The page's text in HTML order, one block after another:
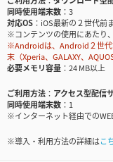
同時使用端末数
3
対応OS
iOS最新の２世代前
※コンテンツの使用にあたり
※Androidは、Android２世代
末（Xperia、GALAXY、
必要メモリ容量
24 MB以上
ご利用方法
アクセス型配信
同時使用端末数
1
※インターネット経由での
※導入・利用方法の詳細はこ